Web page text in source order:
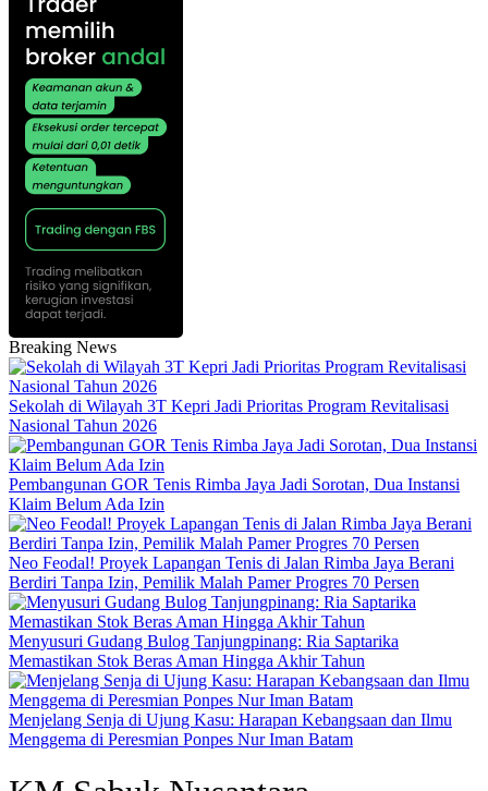
Breaking News
Sekolah di Wilayah 3T Kepri Jadi Prioritas Program Revitalisasi
Nasional Tahun 2026
Pembangunan GOR Tenis Rimba Jaya Jadi Sorotan, Dua Instansi
Klaim Belum Ada Izin
Neo Feodal! Proyek Lapangan Tenis di Jalan Rimba Jaya Berani
Berdiri Tanpa Izin, Pemilik Malah Pamer Progres 70 Persen
Menyusuri Gudang Bulog Tanjungpinang: Ria Saptarika
Memastikan Stok Beras Aman Hingga Akhir Tahun
Menjelang Senja di Ujung Kasu: Harapan Kebangsaan dan Ilmu
Menggema di Peresmian Ponpes Nur Iman Batam